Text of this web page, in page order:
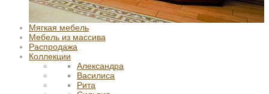
Мягкая мебель
Мебель из массива
Распродажа
Коллекции
Александра
Василиса
Рита